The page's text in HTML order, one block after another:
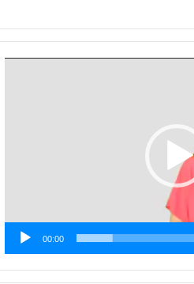
00:00